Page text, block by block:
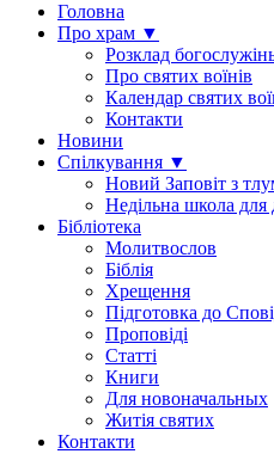
Головна
Про храм ▼
Розклад
Про святих воїнів
Календар святих
Контакти
Новини
Спілкування ▼
Новий Заповіт з
Недільна школа для
Бібліотека
Молитвослов
Біблія
Хрещення
Підготовка до
Проповіді
Статті
Книги
Для новоначальных
Житія святих
Контакти